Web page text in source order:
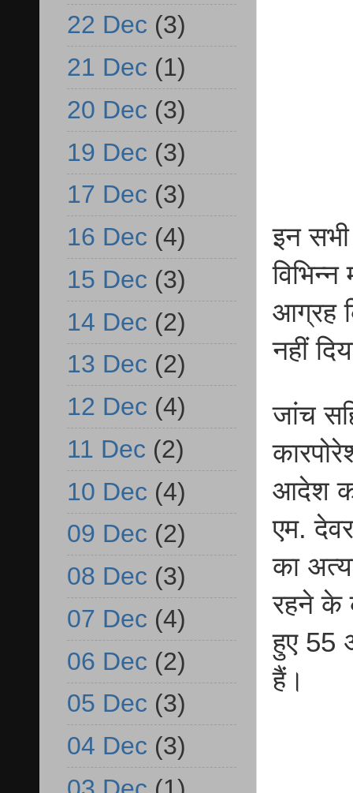
इन सभी
आग्रह
नहीं
जांच
आदेश
एम.
का
रहने के
हुए 55
हैं।
22 Dec (3)
21 Dec (1)
20 Dec (3)
19 Dec (3)
17 Dec (3)
16 Dec (4)
15 Dec (3)
14 Dec (2)
13 Dec (2)
12 Dec (4)
11 Dec (2)
10 Dec (4)
09 Dec (2)
08 Dec (3)
07 Dec (4)
06 Dec (2)
05 Dec (3)
04 Dec (3)